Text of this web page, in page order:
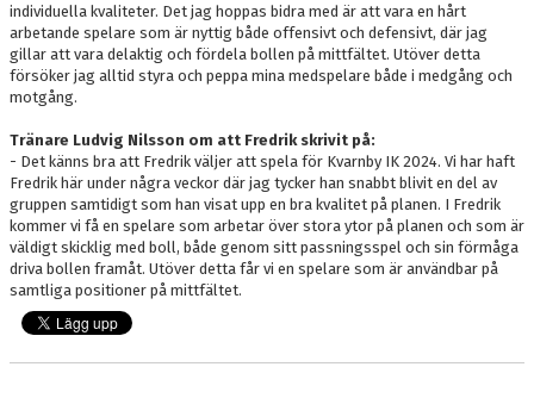
individuella kvaliteter. Det jag hoppas bidra med är att vara en hårt
arbetande spelare som är nyttig både offensivt och defensivt, där jag
gillar att vara delaktig och fördela bollen på mittfältet. Utöver detta
försöker jag alltid styra och peppa mina medspelare både i medgång och
motgång.
Tränare Ludvig Nilsson om att Fredrik skrivit på:
- Det känns bra att Fredrik väljer att spela för Kvarnby IK 2024. Vi har haft
Fredrik här under några veckor där jag tycker han snabbt blivit en del av
gruppen samtidigt som han visat upp en bra kvalitet på planen. I Fredrik
kommer vi få en spelare som arbetar över stora ytor på planen och som är
väldigt skicklig med boll, både genom sitt passningsspel och sin förmåga
driva bollen framåt. Utöver detta får vi en spelare som är användbar på
samtliga positioner på mittfältet.